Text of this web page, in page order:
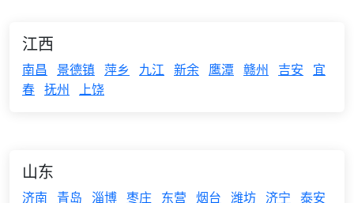
江西
南昌 景德镇 萍乡 九江 新余 鹰潭 赣州 吉安
宜
春 抚州 上饶
山东
济南 青岛 淄博 枣庄 东营 烟台 潍坊 济宁 泰安